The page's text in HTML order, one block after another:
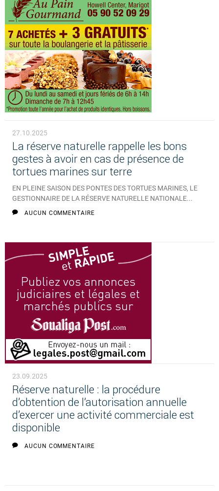
27.10.2025
La réserve naturelle rappelle les bons
gestes à avoir en cas de présence de
tortues marines sur terre
EN PLEINE SAISON DES PONTES DES TORTUES MARINES, LE
GESTIONNAIRE DE LA RÉSERVE NATURELLE NATIONALE...
AUCUN COMMENTAIRE
23.09.2025
Réserve naturelle : la procédure
d’obtention de l’autorisation annuelle
d’exercer une activité commerciale est
disponible
AUCUN COMMENTAIRE